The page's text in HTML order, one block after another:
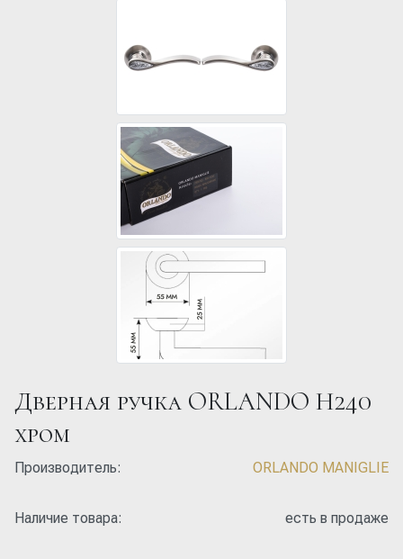
Дверная ручка ORLANDO H240
хром
Производитель: ORLANDO MANIGLIE
Наличие товара: есть в продаже